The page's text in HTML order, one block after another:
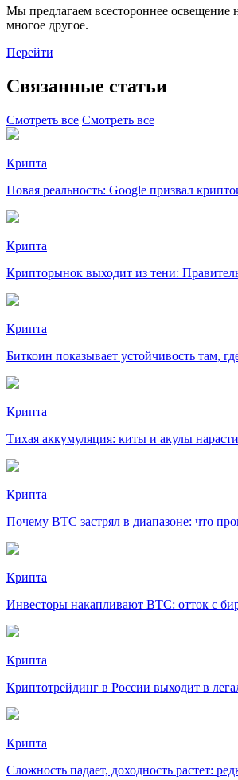
Мы предлагаем всестороннее освещение
многое другое.
Перейти
Связанные статьи
Смотреть все Смотреть все
Крипта
Новая реальность: Google призвал
Крипта
Крипторынок выходит из тени:
Крипта
Биткоин показывает устойчивость там,
Крипта
Тихая аккумуляция: киты и акулы
Крипта
Почему BTC застрял в диапазоне: что
Крипта
Инвесторы накапливают BTC: отток с
Крипта
Криптотрейдинг в России выходит в
Крипта
Сложность падает, доходность растет: